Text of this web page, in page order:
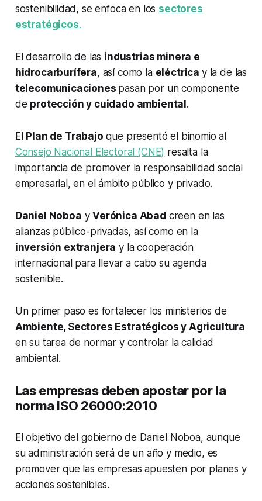
sostenibilidad, se enfoca en los sectores
estratégicos.
El desarrollo de las industrias minera e
hidrocarburífera, así como la eléctrica y la de las
telecomunicaciones pasan por un componente
de protección y cuidado ambiental .
El Plan de Trabajo que presentó el binomio al
Consejo Nacional Electoral (CNE) resalta la
importancia de promover la responsabilidad social
empresarial, en el ámbito público y privado.
Daniel Noboa yVerónica Abad creen en las
alianzas público-privadas, así como en la
inversión extranjera y la cooperación
internacional para llevar a cabo su agenda
sostenible.
Un primer paso es fortalecer los ministerios de
Ambiente, Sectores Estratégicos y Agricultura
en su tarea de normar y controlar la calidad
ambiental.
Las empresas deben apostar por la
norma ISO 26000:2010
El objetivo del gobierno de Daniel Noboa, aunque
su administración será de un año y medio, es
promover que las empresas apuesten por planes y
acciones sostenibles.